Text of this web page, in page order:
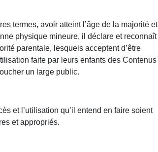
termes, avoir atteint l’âge de la majorité et
physique mineure, il déclare et reconnaît
parentale, lesquels acceptent d’être
faite par leurs enfants des Contenus
un large public.
et l’utilisation qu’il entend en faire soient
et appropriés.